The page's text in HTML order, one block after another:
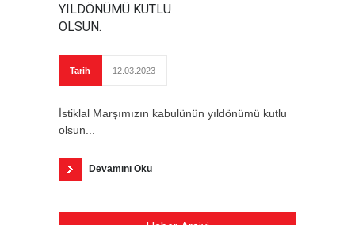
YILDÖNÜMÜ KUTLU
OLSUN.
Tarih 12.03.2023
İstiklal Marşımızın kabulünün yıldönümü kutlu
olsun...
Devamını Oku